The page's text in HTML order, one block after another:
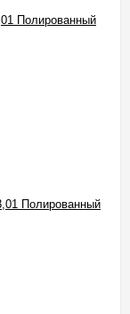
Полированный
Полированный